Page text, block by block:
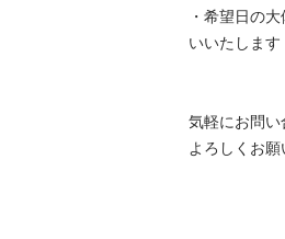
・希望日の
いいたします
気軽にお問
よろしくお